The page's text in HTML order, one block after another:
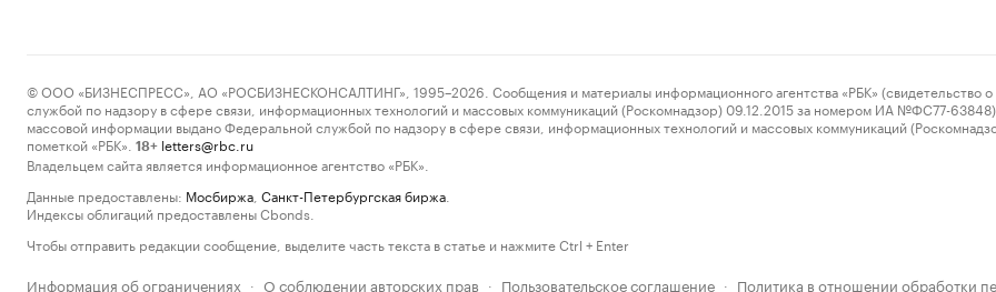
© ООО «БИЗНЕСПРЕСС», АО «РОСБИЗНЕСКОНСАЛТИНГ», 1995–2026. Сообщения и материалы информационного агентства «РБК» (свидетельство о
службой по надзору в сфере связи, информационных технологий и массовых коммуникаций (Роскомнадзор) 09.12.2015 за номером ИА №ФС77-63848)
массовой информации выдано Федеральной службой по надзору в сфере связи, информационных технологий и массовых коммуникаций
пометкой «РБК».
18+ letters@rbc.ru
Владельцем сайта является информационное агентство «РБК».
Данные предоставлены: Мосбиржа Санкт-Петербургская биржа
Индексы облигаций предоставлены Cbonds.
Чтобы отправить редакции сообщение, выделите часть текста в статье и нажмите Ctrl + Enter
Информация об ограничениях · О соблюдении авторских прав · Пользовательское соглашение · Политика в отношении обработки